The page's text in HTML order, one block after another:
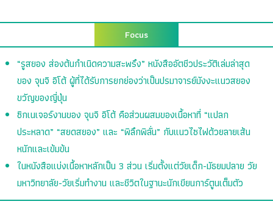
Focus
“รูสยอง ส่องต้นกำเนิดความสะพรึง” หนังสืออัตชีวประวัติเล่มล่าสุด
ของ จุนจิ อิโต้ ผู้ที่ได้รับการยกย่องว่าเป็นปรมาจารย์มังงะแนวสยอง
ขวัญของญี่ปุ่น
ซิกเนเจอร์งานของ จุนจิ อิโต้ คือส่วนผสมของเนื้อหาที่ “แปลก
ประหลาด” “สยดสยอง” และ “พิลึกพิลั่น” กับแนวไซไฟด้วยลายเส้น
หนักและเข้มข้น
ในหนังสือแบ่งเนื้อหาหลักเป็น 3 ส่วน เริ่มตั้งแต่วัยเด็ก-มัธยมปลาย วัย
มหาวิทยาลัย-วัยเริ่มทำงาน และชีวิตในฐานะนักเขียนการ์ตูนเต็มตัว